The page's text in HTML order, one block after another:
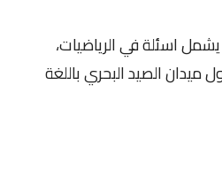
اسئلة في الرياضيات،
ميدان الصيد البحري باللغة